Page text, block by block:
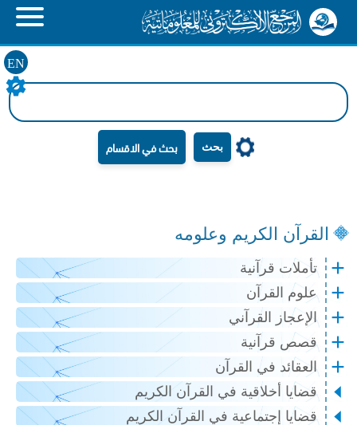
EN
بحث
القرآن الكريم وعلومه
تأملات قرآنية
علوم القرآن
الإعجاز القرآني
قصص قرآنية
العقائد في القرآن
قضايا أخلاقية في القرآن الكريم
قضايا إجتماعية في القرآن الكريم